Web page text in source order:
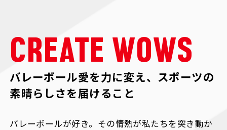
CREATE WOWS
バレーボール愛を力に変え、スポーツの
素晴らしさを届けること
バレーボールが好き。その情熱が私たちを突き動か